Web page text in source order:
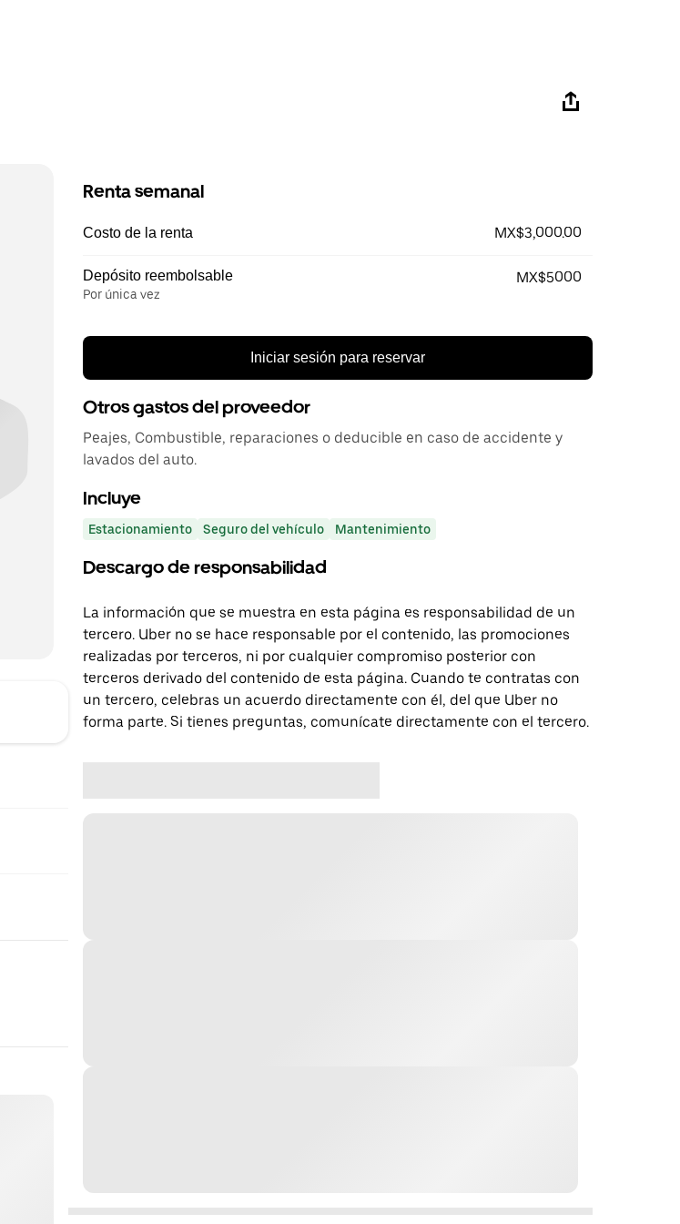
Renta semanal
Costo de la renta MX$3,000.00
Depósito reembolsable
Por única vez
MX$5000
Iniciar sesión para reservar
Otros gastos del proveedor
Peajes, Combustible, reparaciones o deducible en caso de accidente y
lavados del auto.
Incluye
Estacionamiento Seguro del vehículo Mantenimiento
Descargo de responsabilidad
La información que se muestra en esta página es responsabilidad de un
tercero. Uber no se hace responsable por el contenido, las promociones
realizadas por terceros, ni por cualquier compromiso posterior con
terceros derivado del contenido de esta página. Cuando te contratas con
un tercero, celebras un acuerdo directamente con él, del que Uber no
forma parte. Si tienes preguntas, comunícate directamente con el tercero.